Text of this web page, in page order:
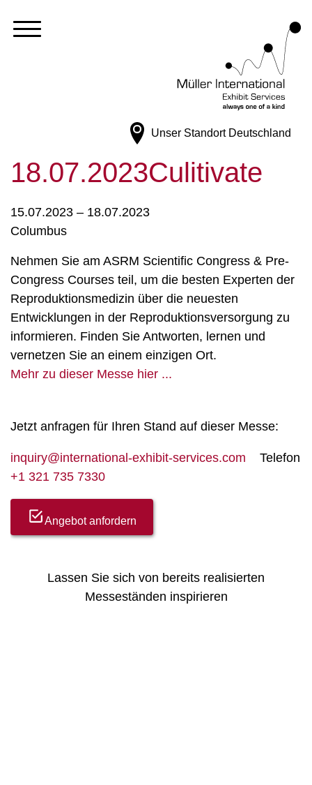
Unser Standort Deutschland
18.07.2023Culitivate
15.07.2023 – 18.07.2023
Columbus
Nehmen Sie am ASRM Scientific Congress & Pre-
Congress Courses teil, um die besten Experten der
Reproduktionsmedizin über die neuesten
Entwicklungen in der Reproduktionsversorgung zu
informieren. Finden Sie Antworten, lernen und
vernetzen Sie an einem einzigen Ort.
Mehr zu dieser Messe hier ...
Jetzt anfragen für Ihren Stand auf dieser Messe:
inquiry@international-exhibit-services.com Telefon
+1 321 735 7330
Angebot anfordern
Lassen Sie sich von bereits realisierten
Messeständen inspirieren